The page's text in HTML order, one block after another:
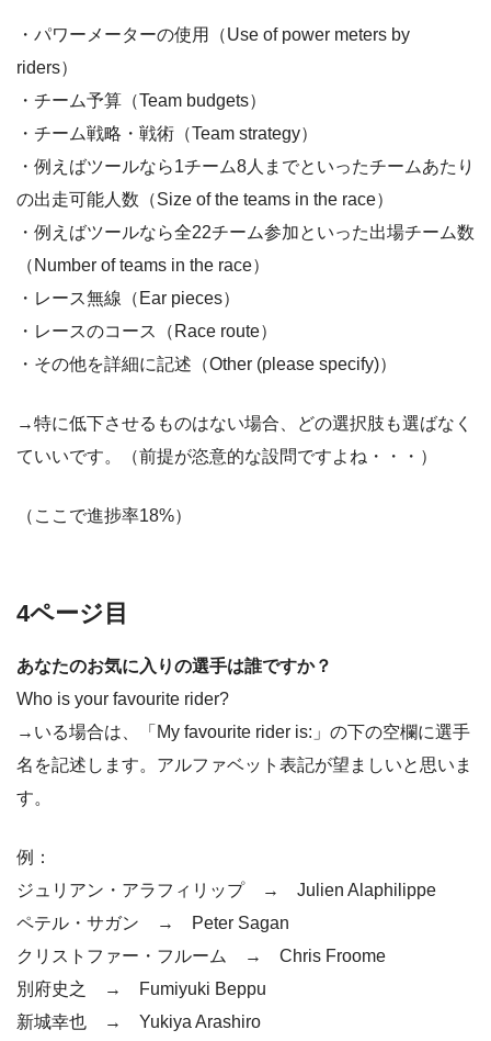
・パワーメーターの使用（Use of power meters by
riders）
・チーム予算（Team budgets）
・チーム戦略・戦術（Team strategy）
・例えばツールなら1チーム8人までといったチームあたり
の出走可能人数（Size of the teams in the race）
・例えばツールなら全22チーム参加といった出場チーム数
（Number of teams in the race）
・レース無線（Ear pieces）
・レースのコース（Race route）
・その他を詳細に記述（Other (please specify)）
→特に低下させるものはない場合、どの選択肢も選ばなく
ていいです。（前提が恣意的な設問ですよね・・・）
（ここで進捗率18%）
4ページ目
あなたのお気に入りの選手は誰ですか？
Who is your favourite rider?
→いる場合は、「My favourite rider is:」の下の空欄に選手
名を記述します。アルファベット表記が望ましいと思いま
す。
例：
ジュリアン・アラフィリップ → Julien Alaphilippe
ペテル・サガン → Peter Sagan
クリストファー・フルーム → Chris Froome
別府史之 → Fumiyuki Beppu
新城幸也 → Yukiya Arashiro